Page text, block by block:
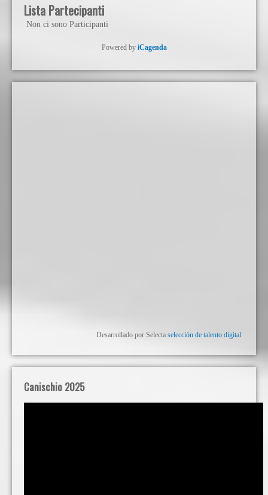
Lista Partecipanti
Non ci sono Participanti
Powered by iCagenda
Desarrollado por Selecta selección de talento digital
Canischio 2025